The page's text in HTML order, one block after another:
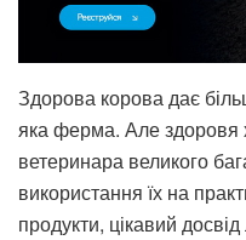
Здорова корова дає
яка ферма. Але здоровя
ветеринара великого
використання їх на
продукти, цікавий